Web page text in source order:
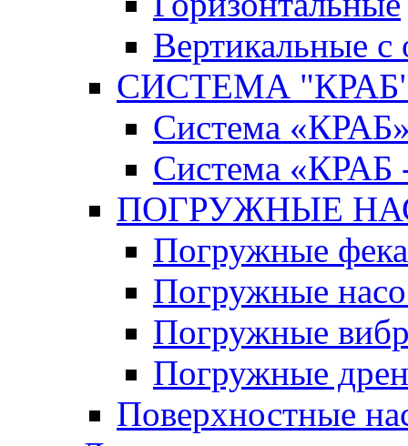
Вертикальные
СИСТЕМА
Система
Система «КРАБ
ПОГРУЖНЫЕ
Погружные
Погружные
Погружные
Погружные
Поверхностные